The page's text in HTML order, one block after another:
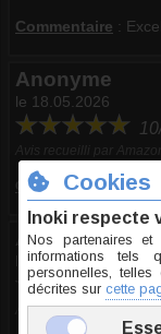
Commentaire :
Anonyme
le 18.05.2026
Avis recueilli par
Commentaire:
Anonyme
le 23.04.2026
Avis recueilli par